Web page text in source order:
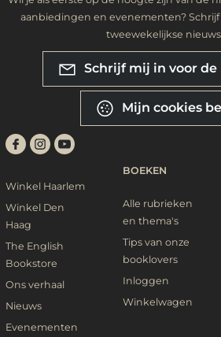
aanbiedingen en evenementen? Schrijf
tweewekelijkse
Schrijf mij in voor
Mijn cookies
Winkel Haarlem
Winkel Den
Haag
The English
Bookstore
Ons verhaal
Nieuws
Evenementen
BOEKEN
Alle rubrieken
en thema's
Tips van onze
booklovers
Inloggen
Winkelwagen